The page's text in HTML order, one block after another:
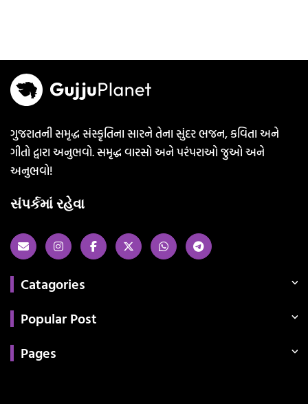
ગુજરાતની સમૃદ્ધ સંસ્કૃતિના સારને તેના સુંદર ભજન, કવિતા અને
ગીતો દ્વારા અનુભવો. સમૃદ્ધ વારસો અને પરંપરાઓ જુઓ અને
અનુભવો!
સંપર્કમાં રહેવા
Catagories
Popular Post
Pages